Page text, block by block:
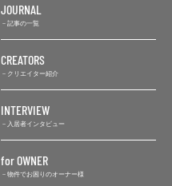
JOURNAL
記事の一覧
CREATORS
クリエイター紹介
INTERVIEW
入居者インタビュー
for OWNER
物件でお困りのオーナー様